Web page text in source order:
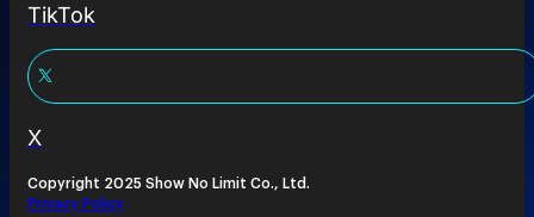
TikTok
X
Copyright 2025 Show No Limit Co., Ltd.
Privacy Policy